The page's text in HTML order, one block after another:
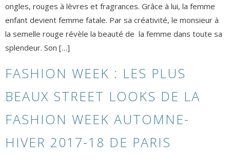
ongles, rouges à lèvres et fragrances. Grâce à lui, la femme
enfant devient femme fatale. Par sa créativité, le monsieur à
la semelle rouge révèle la beauté de la femme dans toute sa
splendeur. Son […]
FASHION WEEK : LES PLUS
BEAUX STREET LOOKS DE LA
FASHION WEEK AUTOMNE-
HIVER 2017-18 DE PARIS